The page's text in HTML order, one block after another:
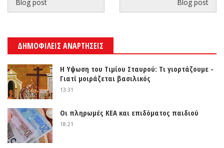
Blog post Blog post
ΔΗΜΟΦΙΛΕΙΣ ΑΝΑΡΤΗΣΕΙΣ
Η Υψωση του Τιμίου Σταυρού: Τι γιορτάζουμε -
Γιατί μοιράζεται βασιλικός
13:31
Οι πληρωμές ΚΕΑ και επιδόματος παιδιού
18:21